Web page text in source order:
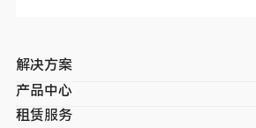
解决方案
产品中心
租赁服务